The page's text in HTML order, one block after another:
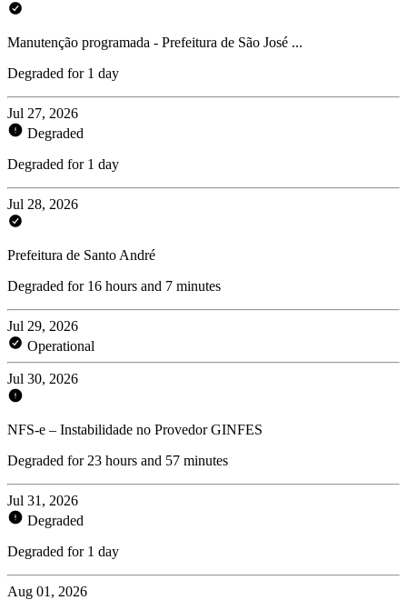
Manutenção programada - Prefeitura de São José ...
Degraded for 1 day
Jul 27, 2026
Degraded
Degraded for 1 day
Jul 28, 2026
Prefeitura de Santo André
Degraded for 16 hours and 7 minutes
Jul 29, 2026
Operational
Jul 30, 2026
NFS-e – Instabilidade no Provedor GINFES
Degraded for 23 hours and 57 minutes
Jul 31, 2026
Degraded
Degraded for 1 day
Aug 01, 2026